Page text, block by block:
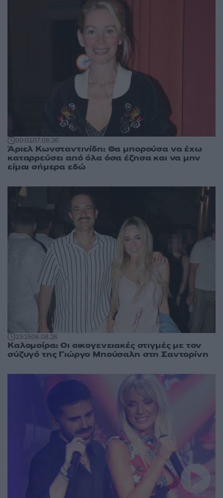
00:0107.08.26
Άριελ Κωνσταντινίδη: Θα μπορούσα να έχω
καταρρεύσει από όλα όσα έζησα και να μην
είμαι σήμερα εδώ
23:1506.08.26
Καλομοίρα: Οι οικογενειακές στιγμές με τον
σύζυγό της Γιώργο Μπούσαλη στη Σαντορίνη